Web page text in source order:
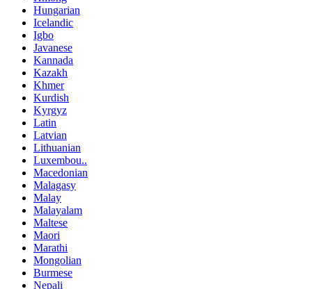
Hungarian
Icelandic
Igbo
Javanese
Kannada
Kazakh
Khmer
Kurdish
Kyrgyz
Latin
Latvian
Lithuanian
Luxembou..
Macedonian
Malagasy
Malay
Malayalam
Maltese
Maori
Marathi
Mongolian
Burmese
Nepali